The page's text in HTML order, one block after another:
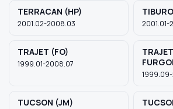
TERRACAN (HP)
2001.02-2008.03 2001.01-
TRAJET (FO)
1999.01-2008.07
TRAJET
TUCSON (JM)